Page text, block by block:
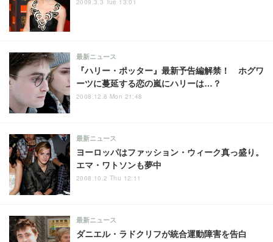
2009.3.3 Tue 13:01
『ハリー・ポッター』最新予告編解禁！ ホグワ
ーツに蔓延する恋の嵐にハリーは…？
最新ニュース
2008.12.8 Mon 21:48
ヨーロッパはファッション・ウィーク真っ盛り。
エマ・ワトソンも夢中
最新ニュース
2008.10.2 Thu 12:11
ダニエル・ラドクリフが統合運動障害を告白
最新ニュース